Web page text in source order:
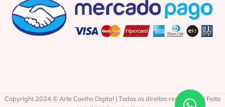
Copyright 2024 © Arte Coelho Digital | Todos os direitos reservados | Feito